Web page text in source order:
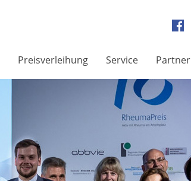
Preisverleihung Service Partner